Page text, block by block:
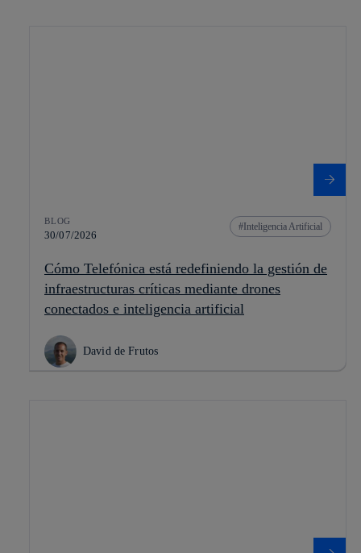
BLOG
30/07/2026
Inteligencia Artificial
Cómo Telefónica está redefiniendo la gestión de
infraestructuras críticas mediante drones
conectados e inteligencia artificial
David de Frutos